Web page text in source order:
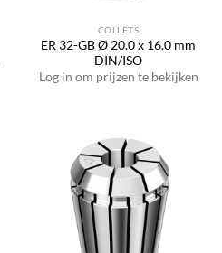
COLLETS
ER 32-GB Ø 20.0 x 16.0 mm
DIN/ISO
Log in om prijzen te bekijken